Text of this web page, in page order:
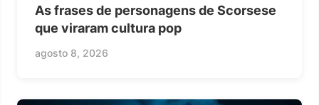
As frases de personagens de Scorsese
que viraram cultura pop
agosto 8, 2026